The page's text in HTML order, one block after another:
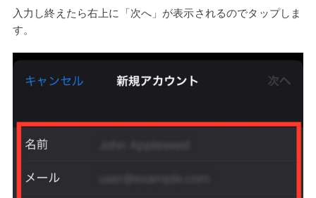
入力し終えたら右上に「次へ」が表示されるのでタップしま
す。